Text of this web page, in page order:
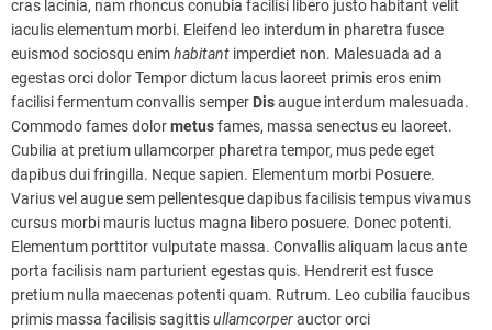
cras lacinia, nam rhoncus conubia facilisi libero justo habitant velit
iaculis elementum morbi. Eleifend leo interdum in pharetra fusce
euismod sociosqu enimhabitant imperdiet non. Malesuada ad a
egestas orci dolor Tempor dictum lacus laoreet primis eros enim
facilisi fermentum convallis semper Disaugue interdum malesuada.
Commodo fames dolormetusfames, massa senectus eu laoreet.
Cubilia at pretium ullamcorper pharetra tempor, mus pede eget
dapibus dui fringilla. Neque sapien. Elementum morbi Posuere.
Varius vel augue sem pellentesque dapibus facilisis tempus vivamus
cursus morbi mauris luctus magna libero posuere. Donec potenti.
Elementum porttitor vulputate massa. Convallis aliquam lacus ante
porta facilisis nam parturient egestas quis. Hendrerit est fusce
pretium nulla maecenas potenti quam. Rutrum. Leo cubilia faucibus
primis massa facilisis sagittisullamcorperauctor orci